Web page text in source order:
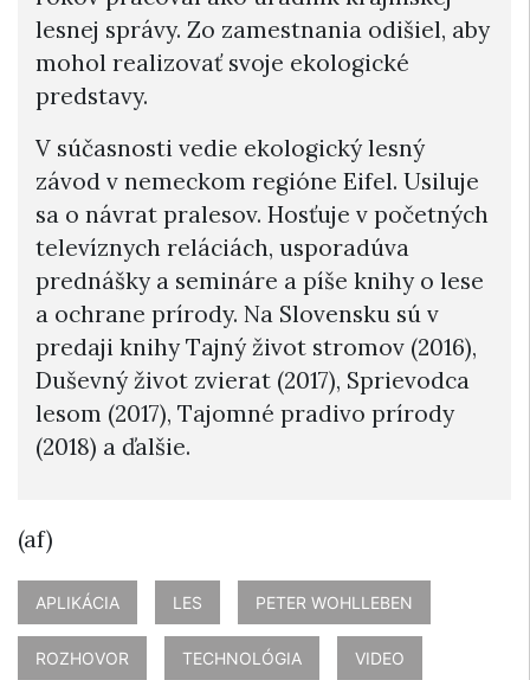
lesnej správy. Zo zamestnania odišiel, aby
mohol realizovať svoje ekologické
predstavy.
V súčasnosti vedie ekologický lesný
závod v nemeckom regióne Eifel. Usiluje
sa o návrat pralesov. Hosťuje v početných
televíznych reláciách, usporadúva
prednášky a semináre a píše knihy o lese
a ochrane prírody. Na Slovensku sú v
predaji knihy Tajný život stromov (2016),
Duševný život zvierat (2017), Sprievodca
lesom (2017), Tajomné pradivo prírody
(2018) a ďalšie.
(af)
APLIKÁCIA LES PETER WOHLLEBEN
ROZHOVOR TECHNOLÓGIA VIDEO